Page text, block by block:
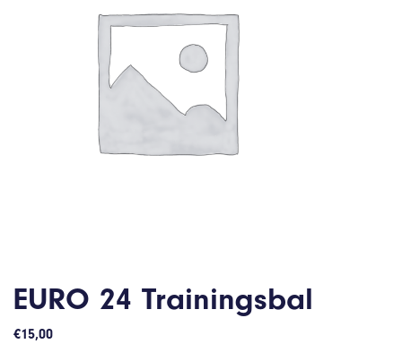
EURO 24 Trainingsbal
€15,00